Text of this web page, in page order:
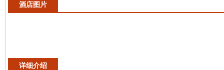
酒店图片
详细介绍